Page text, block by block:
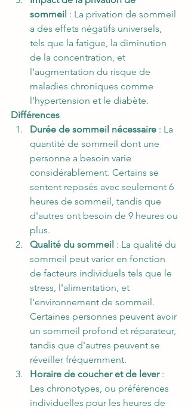
sommeil : La privation de sommeil
a des effets négatifs universels,
tels que la fatigue, la diminution
de la concentration, et
l'augmentation du risque de
maladies chroniques comme
l'hypertension et le diabète.
Différences
Durée de sommeil nécessaire : La
quantité de sommeil dont une
personne a besoin varie
considérablement. Certains se
sentent reposés avec seulement 6
heures de sommeil, tandis que
d'autres ont besoin de 9 heures ou
plus.
Qualité du sommeil : La qualité du
sommeil peut varier en fonction
de facteurs individuels tels que le
stress, l'alimentation, et
l'environnement de sommeil.
Certaines personnes peuvent avoir
un sommeil profond et réparateur,
tandis que d'autres peuvent se
réveiller fréquemment.
Horaire de coucher et de lever :
Les chronotypes, ou préférences
individuelles pour les heures de